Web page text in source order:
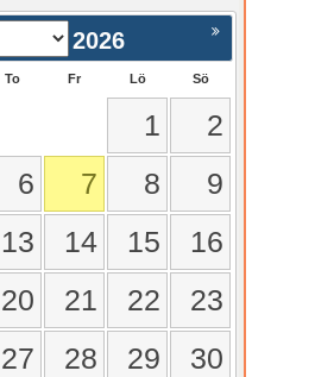
2026
To Fr Lö Sö
1
2
6 7 8
9
13 14 15
16
20 21 22
23
27 28 29
30